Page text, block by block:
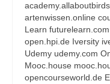
artenwissen.online
Learn
open.hpi.de Iversity
Udemy udemy.com
Mooc.house
opencourseworld.de